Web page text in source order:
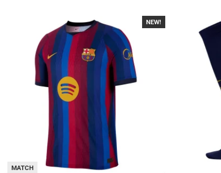
-40%
NEW!
MATCH